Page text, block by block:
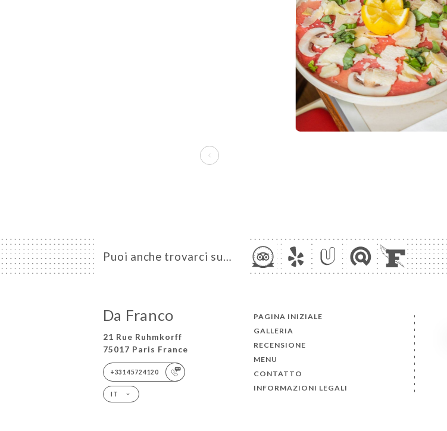
Puoi anche trovarci su…
Da Franco
21 Rue Ruhmkorff
75017 Paris France
+33145724120
IT
PAGINA INIZIALE
GALLERIA
RECENSIONE
MENU
CONTATTO
INFORMAZIONI LEGALI